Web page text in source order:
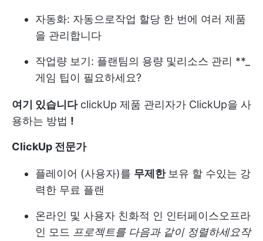
자동화: 자동으로작업 할당 한 번에 여러 제품
을 관리합니다
작업량 보기: 플랜팀의 용량 및리소스 관리 **_
게임 팁이 필요하세요?
여기 있습니다 clickUp 제품 관리자가 ClickUp을 사
용하는 방법 !
ClickUp 전문가
플레이어 (사용자)를 무제한 보유 할 수있는 강
력한 무료 플랜
온라인 및 사용자 친화적 인 인터페이스오프라
인 모드 프로젝트를 다음과 같이 정렬하세요작